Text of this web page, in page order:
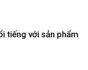
tiếng với sản phẩm